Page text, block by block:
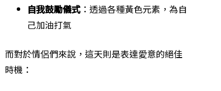
自我鼓勵儀式：透過各種黃色元素，為自
己加油打氣
而對於情侶們來說，這天則是表達愛意的絕佳
時機：